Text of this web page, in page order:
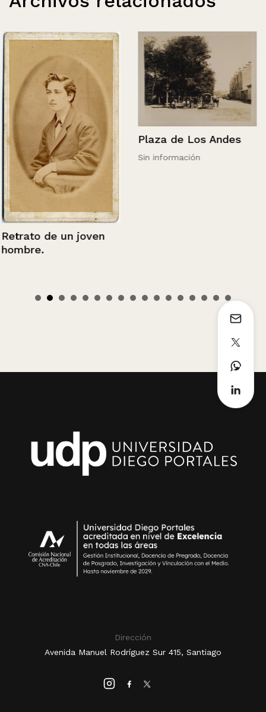
Retrato de un joven
hombre.
Plaza de Los Andes
Sin información
Dirección
Avenida Manuel Rodríguez Sur 415, Santiago